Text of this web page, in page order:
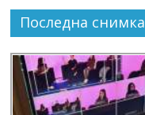
Последна снимка